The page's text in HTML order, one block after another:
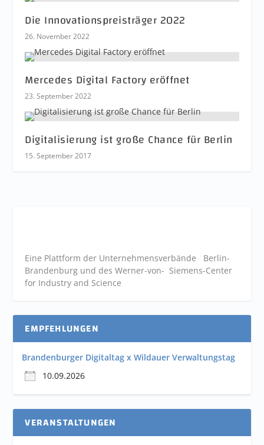
Die Innovationspreisträger 2022
26. November 2022
Mercedes Digital Factory eröffnet
23. September 2022
Digitalisierung ist große Chance für Berlin
15. September 2017
Eine Plattform der Unternehmensverbände Berlin-
Brandenburg und des Werner-von- Siemens-Center
for Industry and Science
EMPFEHLUNGEN
Brandenburger Digitaltag x Wildauer Verwaltungstag
10.09.2026
VERANSTALTUNGEN